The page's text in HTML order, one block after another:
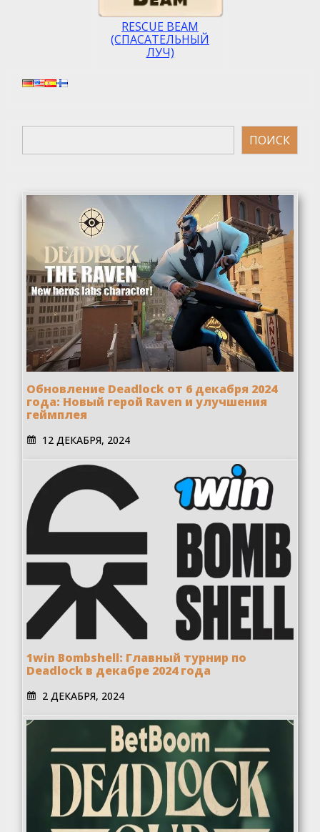
RESCUE BEAM
(СПАСАТЕЛЬНЫЙ
ЛУЧ)
Поиск
ПОИСК
Обновление Deadlock от 6 декабря 2024
года: Новый герой Raven и улучшения
геймплея
12 ДЕКАБРЯ, 2024
1win Bombshell: Главный турнир по
Deadlock в декабре 2024 года
2 ДЕКАБРЯ, 2024